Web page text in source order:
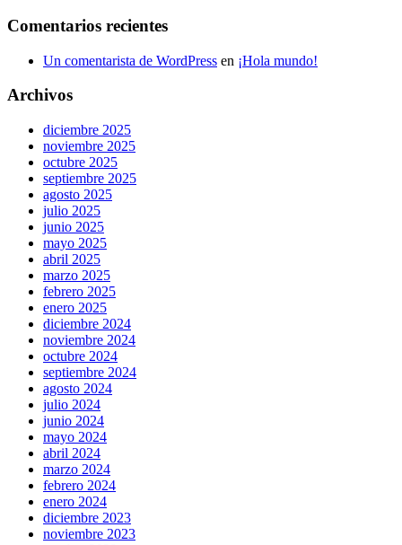
Comentarios recientes
Un comentarista de WordPress en ¡Hola mundo!
Archivos
diciembre 2025
noviembre 2025
octubre 2025
septiembre 2025
agosto 2025
julio 2025
junio 2025
mayo 2025
abril 2025
marzo 2025
febrero 2025
enero 2025
diciembre 2024
noviembre 2024
octubre 2024
septiembre 2024
agosto 2024
julio 2024
junio 2024
mayo 2024
abril 2024
marzo 2024
febrero 2024
enero 2024
diciembre 2023
noviembre 2023